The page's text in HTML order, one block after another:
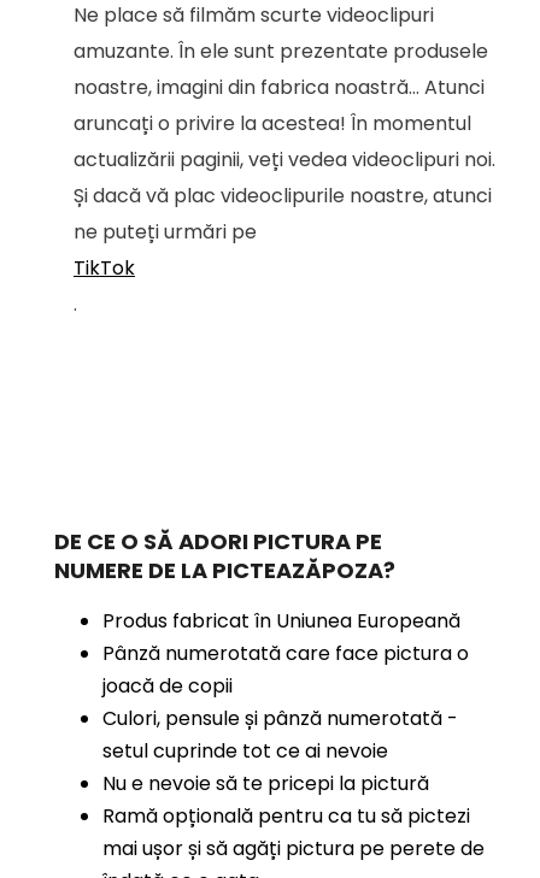
Ne place să filmăm scurte videoclipuri
amuzante. În ele sunt prezentate produsele
noastre, imagini din fabrica noastră... Atunci
aruncați o privire la acestea! În momentul
actualizării paginii, veți vedea videoclipuri noi.
Și dacă vă plac videoclipurile noastre, atunci
ne puteți urmări pe
TikTok
.
DE CE O SĂ ADORI PICTURA PE
NUMERE DE LA PICTEAZĂPOZA?
Produs fabricat în Uniunea Europeană
Pânză numerotată care face pictura o
joacă de copii
Culori, pensule și pânză numerotată -
setul cuprinde tot ce ai nevoie
Nu e nevoie să te pricepi la pictură
Ramă opțională pentru ca tu să pictezi
mai ușor și să agăți pictura pe perete de